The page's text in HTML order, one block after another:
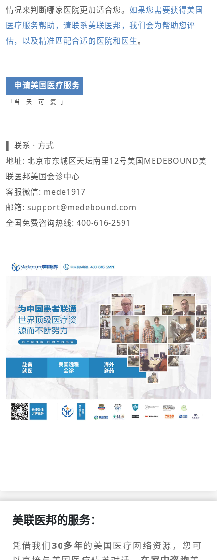
情况来判断哪家医院更加适合您。 如果您需要获得美国
医疗服务帮助，请联系美联医邦，我们会为帮助您评
估，以及精准匹配合适的医院和医生。
申请美国医疗服务
「当 天 可 复 」
联系 · 方式
地址: 北京市东城区天坛南里12号美国MEDEBOUND美
联医邦美国会诊中心
客服微信: mede1917
邮箱: support@medebound.com
全国免费咨询热线: 400-616-2591
美联医邦的服务：
凭借我们 30多年的美国医疗网络资源，您可